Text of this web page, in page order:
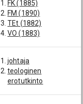
FK (1885)
FM (1890)
TEt (1882)
VO (1883)
johtaja
teologinen
erotutkinto